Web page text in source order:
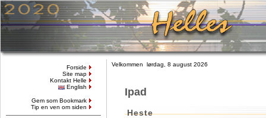
Forside
Site map
Kontakt Helle
English
Gem som Bookmark
Tip en ven om siden
Velkommen lørdag, 8 august 2026
Ipad
Heste